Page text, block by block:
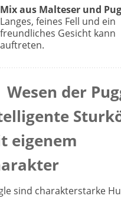
Mix aus Malteser und
Langes, feines Fell und ein
freundliches Gesicht kann
auftreten.
Wesen der
eigenem
sind charakterstarke